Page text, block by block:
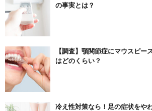
の事実とは？
【調査】顎関節症にマウスピー
はどのくらい？
冷え性対策なら！足の症状をや